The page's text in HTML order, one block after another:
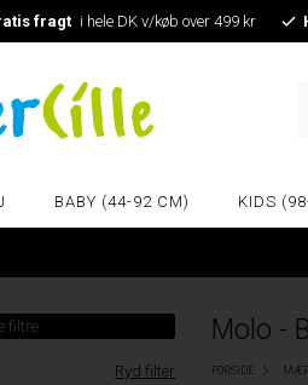
fragt i hele DK v/køb over 499 kr
BABY (44-92 CM) KIDS
filtre
Ryd filter
Molo -
FORSIDE